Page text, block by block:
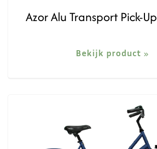
Azor Alu Transport Pick-Up
Bekijk product